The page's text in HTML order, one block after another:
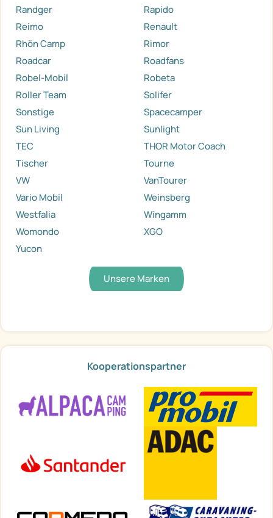
Randger
Rapido
Reimo
Renault
Rhön Camp
Rimor
Roadcar
Roadfans
Robel-Mobil
Robeta
Roller Team
Solifer
Sonstige
Spacecamper
Sun Living
Sunlight
TEC
THOR Motor Coach
Tischer
Tourne
VW
VanTourer
Vario Mobil
Weinsberg
Westfalia
Wingamm
Womondo
XGO
Yucon
Unsere Marken
Kooperationspartner